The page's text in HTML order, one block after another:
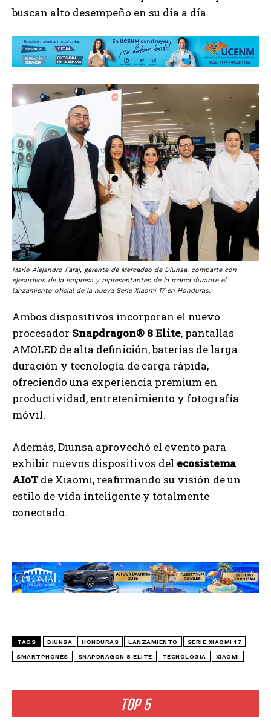
TOP 5
buscan alto desempeño en su día a día.
Mario Alejandro Faraj, gerente de Mercadeo de Diunsa, comparte con
ejecutivos de la empresa y representantes de la marca durante el
lanzamiento oficial de la nueva Serie Xiaomi 17 en Honduras.
Ambos dispositivos incorporan el nuevo
procesador Snapdragon® 8 Elite, pantallas
AMOLED de alta definición, baterías de larga
duración y tecnología de carga rápida,
ofreciendo una experiencia premium en
productividad, entretenimiento y fotografía
móvil.
Además, Diunsa aprovechó el evento para
exhibir nuevos dispositivos del ecosistema
AIoTde Xiaomi, reafirmando su visión de un
estilo de vida inteligente y totalmente
conectado.
TAGS DIUNSA HONDURAS LANZAMIENTO SERIE XIAOMI 17
SMARTPHONES SNAPDRAGON 8 ELITE TECNOLOGÍA XIAOMI